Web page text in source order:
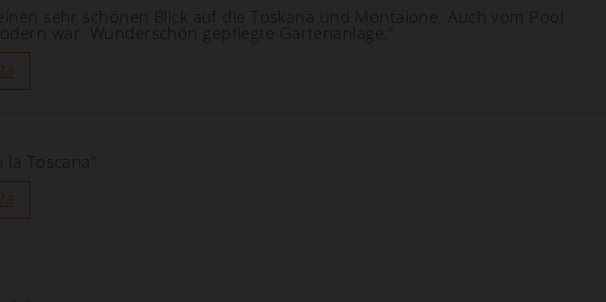
sehr schönen Blick auf die Toskana und Montaione. Auch vom Pool
war. Wunderschön gepflegte Gartenanlage.”
la Toscana”